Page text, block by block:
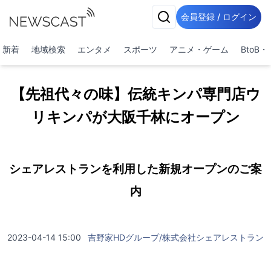
会員登録 / ログイン
新着 地域検索 エンタメ スポーツ アニメ・ゲーム BtoB・
【先祖代々の味】伝統キンパ専門店ウ
リキンパが大阪千林にオープン
シェアレストランを利用した新規オープンのご案
内
2023-04-14 15:00 吉野家HDグループ/株式会社シェアレストラン